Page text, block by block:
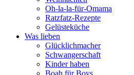
Oh-la-la-für-Omama
Ratzfatz-Rezepte
Gelüsteküche
Was lieben
Glücklichmacher
Schwangerschaft
Kinder haben
Boah für Boys